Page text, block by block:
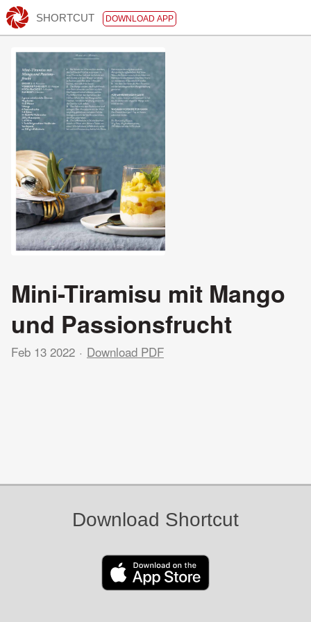
SHORTCUT DOWNLOAD APP
Mini-Tiramisu mit Mango
und Passionsfrucht
Feb 13 2022 Download PDF
Download Shortcut